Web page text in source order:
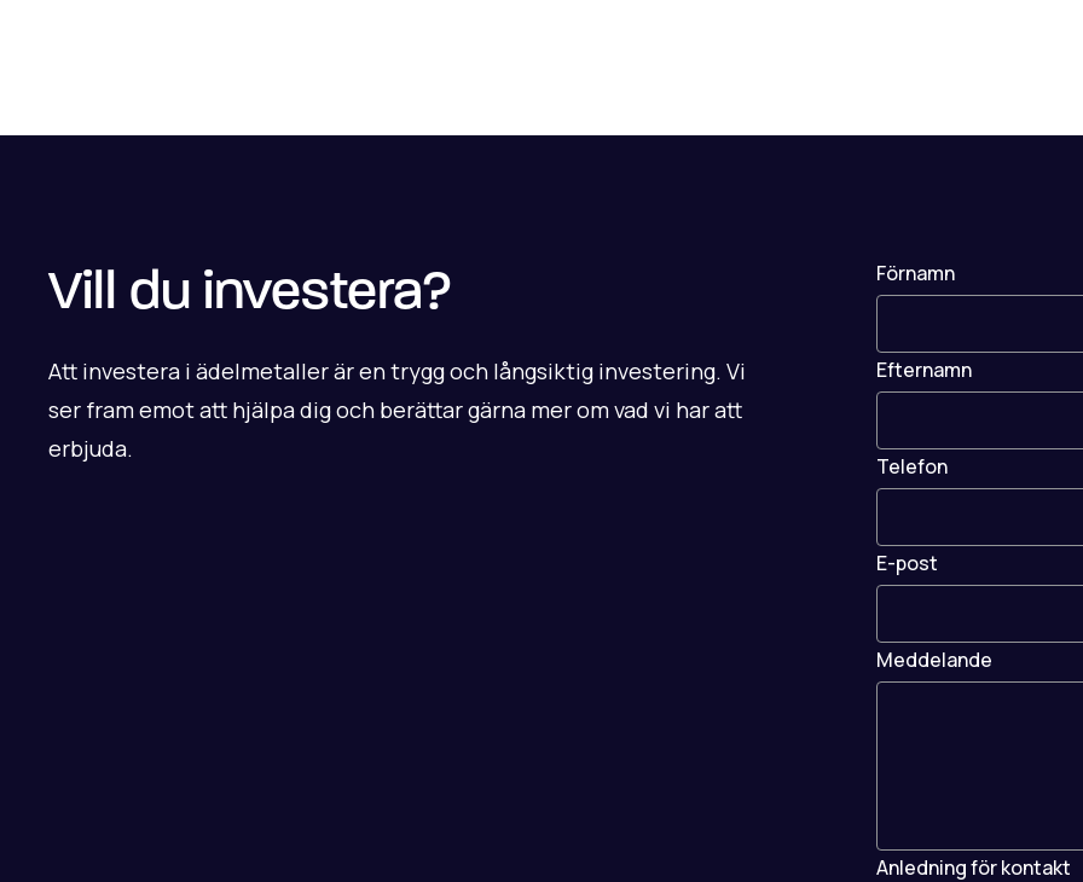
Vill du investera?
Att investera i ädelmetaller är en trygg och långsiktig investering. Vi
ser fram emot att hjälpa dig och berättar gärna mer om vad vi har att
erbjuda.
Förnamn
Efternamn
Telefon
E-post
Meddelande
Anledning för kontakt